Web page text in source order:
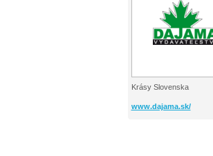
Krásy Slovenska
www.dajama.sk/